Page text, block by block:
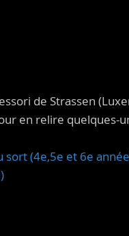
de Strassen
en relire quelques-
(4e,5e et 6e